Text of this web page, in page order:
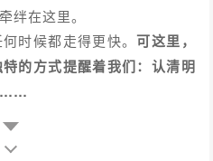
绊在这里。
时候都走得更快。可这里，
的方式提醒着我们：认清明
……